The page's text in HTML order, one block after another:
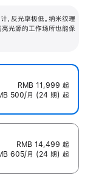
，反光率极低。纳米纹理
亮光源的工作场所也能保
RMB 11,999 起
500/月 (24 期) 起
RMB 14,499 起
605/月 (24 期) 起